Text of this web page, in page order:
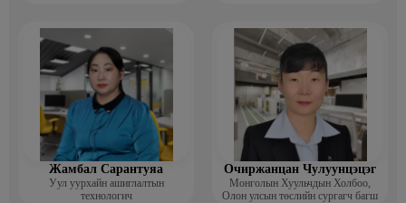
Жамбал Сарантуяа
Уул уурхайн ашиглалтын
технологич
Очиржанцан Чулуунцэцэг
Монголын Хуульчдын Холбоо,
Олон улсын төслийн сургагч багш